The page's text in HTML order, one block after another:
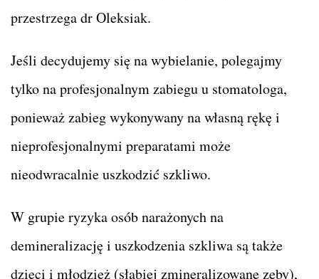
przestrzega dr Oleksiak.
Jeśli decydujemy się na wybielanie, polegajmy
tylko na profesjonalnym zabiegu u stomatologa,
ponieważ zabieg wykonywany na własną rękę i
nieprofesjonalnymi preparatami może
nieodwracalnie uszkodzić szkliwo.
W grupie ryzyka osób narażonych na
demineralizację i uszkodzenia szkliwa są także
dzieci i młodzież (słabiej zmineralizowane zęby),